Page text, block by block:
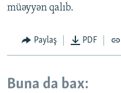
müəyyən qalıb.
Paylaş PDF
Buna da bax: